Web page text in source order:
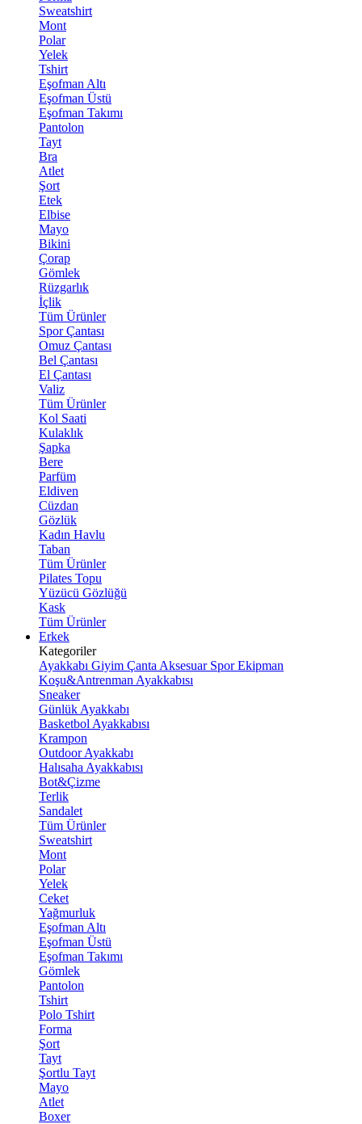
Sweatshirt
Mont
Polar
Yelek
Tshirt
Eşofman Altı
Eşofman Üstü
Eşofman Takımı
Pantolon
Tayt
Bra
Atlet
Şort
Etek
Elbise
Mayo
Bikini
Çorap
Gömlek
Rüzgarlık
İçlik
Tüm Ürünler
Spor Çantası
Omuz Çantası
Bel Çantası
El Çantası
Valiz
Tüm Ürünler
Kol Saati
Kulaklık
Şapka
Bere
Parfüm
Eldiven
Cüzdan
Gözlük
Kadın Havlu
Taban
Tüm Ürünler
Pilates Topu
Yüzücü Gözlüğü
Kask
Tüm Ürünler
Erkek
Kategoriler
Ayakkabı Giyim Çanta Aksesuar Spor Ekipman
Koşu&Antrenman Ayakkabısı
Sneaker
Günlük Ayakkabı
Basketbol Ayakkabısı
Krampon
Outdoor Ayakkabı
Halısaha Ayakkabısı
Bot&Çizme
Terlik
Sandalet
Tüm Ürünler
Sweatshirt
Mont
Polar
Yelek
Ceket
Yağmurluk
Eşofman Altı
Eşofman Üstü
Eşofman Takımı
Gömlek
Pantolon
Tshirt
Polo Tshirt
Forma
Şort
Tayt
Şortlu Tayt
Mayo
Atlet
Boxer